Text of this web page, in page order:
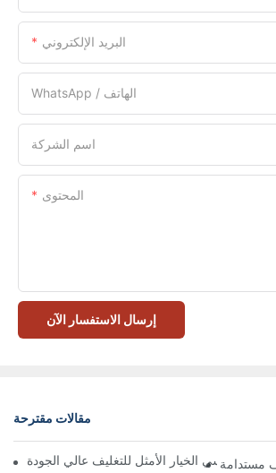
البريد الإلكتروني
WhatsApp / الهاتف
اسم الشركة
المحتوى
إرسال الاستفسار الآن
مقالات مقترحة
المغناطيسي الخيار الأمثل للتغليف عالي الجودة
مستدامة